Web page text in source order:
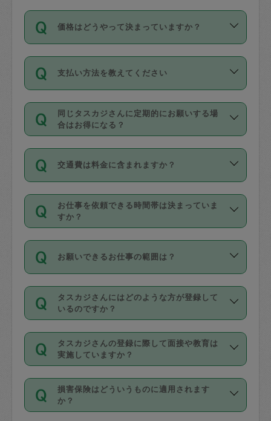
依頼1回につき3時間固定です。3時間を
超えて依頼したい場合は、延長機能をご
利用ください。機能をご利用いただくに
の上事前申請することが必要です。な
お、3時間を下回っても、値引き等はござ
いません。
価格はどうやって決まっていますか？
11種類の価格帯の中からタスカジさん自
身が価格を選んで設定しています。
タスカジさんの価格設定には最初は制限
があり、レビュー件数、レビューの平均
値、などで除々に設定可能な最高額が上
がっていく仕組みになっています。
支払い方法を教えてください
お支払方法はクレジットカード（Visa／
Master／JCB／AMERICAN EXPRESS／
Diners Club）のみとなります。
を行う際にご入力ください。プロフィー
ル登録時にはご入力いただかなくても大
丈夫です。
デビットカード・プリペイドカード（Vプ
リカ、au WALLETなど）は支払にはご利
銀行振込や現金払いも対応していませ
なお、タスカジさんの交通費も、依頼料
金のご請求と合わせてお支払いとなりま
動計算で表示されます。
同じタスカジさんに定期的にお願いする場
合はお得になる？
依頼には「スポット」と「定期（毎週｜
隔週）」があり、「定期」の依頼は「ス
ポット」よりお得な料金でご利用できま
す。
定期の最低利用回数は設けていない代わ
りに、一定数を超えたキャンセルは有償
（例：毎週定期の場合は３回以上のキャ
ンセルが有償（1200円、隔週定期の場合
は２回以上のキャンセルが有償（1200
交通費は料金に含まれますか？
交通費は依頼料金とは別途発生し、依頼
料金のご請求と合わせてお支払いとなり
ます。交通費の金額は「依頼の詳細」に
お仕事を依頼できる時間帯は決まっていま
すか？
時間帯は3種類あります。いずれも１回あ
たり３時間です。
・ＡＭ ９時～１２時
・ＰＭ １３時～１６時
・夜 １８時～２１時
開始時間を２時間前後変更することが可
能です。依頼送信後、個別にタスカジさ
んにメッセージを送り調整してくださ
い。ただし、２時間を越えての調整はで
お願いできるお仕事の範囲は？
掃除、整理収納、洗濯、買い物、料理、
作り置きです。タスカジさんによってで
きる仕事の範囲が異なりますので、依頼
する前にタスカジさんのプロフィールで
確認してください。
基本的に、高所での作業や危険作業、屋
外での作業は対象外です。
タスカジさんにはどのような方が登録して
いるのですか？
主婦として長年の家事経験をお持ちの
方、栄養士・調理師といった資格者で保
育園や学校の給食やレストランで料理関
係の専門職に従事されていた方、日本で
すでにハウスキーパーや英語の先生とし
てお仕事をしているフィリピン出身の
タスカジさんの登録に際して面接や教育は
実施していますか？
応募の際に、各自事務局との面接と説明
を行っています。その後、身分証明書の
写真提出をしていただいています。外国
損害保険はどういうものに適用されます
か？